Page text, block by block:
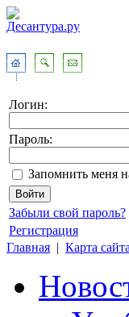
Логин:
Пароль:
Запомнить меня
Забыли свой пароль?
Регистрация
Главная | Карта сайта